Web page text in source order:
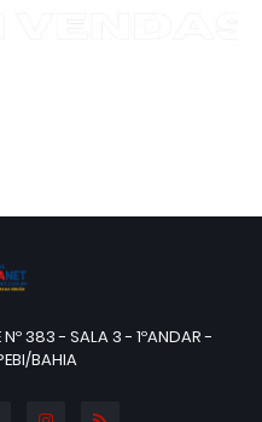
Nº 383 - SALA 3 - 1ºANDAR -
BAHIA